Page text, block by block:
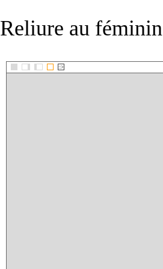
Reliure au féminin
::>